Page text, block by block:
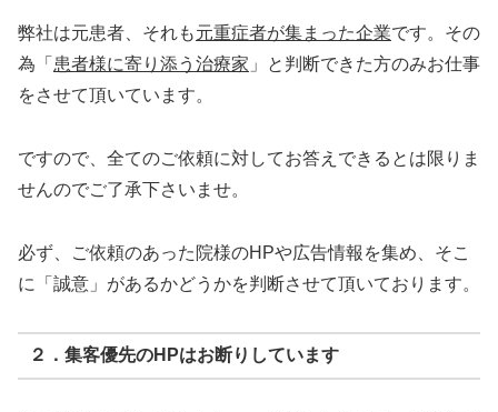
弊社は元患者、それも元重症者が集まった企業です。その
為「 患者様に寄り添う治療家 」と判断できた方のみお仕事
をさせて頂いています。
ですので、全てのご依頼に対してお答えできるとは限りま
せんのでご了承下さいませ。
必ず、ご依頼のあった院様のHPや広告情報を集め、そこ
に「誠意」があるかどうかを判断させて頂いております。
２．集客優先のHPはお断りしています